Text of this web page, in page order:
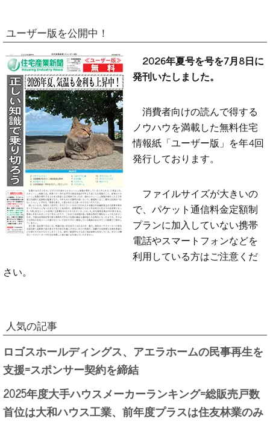
ユーザー版を公開中！
2026年夏号を号を7月8日に
発刊いたしました。
消費者向けの読んで得する
ノウハウを満載した無料住宅
情報紙「ユーザー版」を年4回
発行しております。
ファイルサイズが大きいの
で、パケット通信料金定額制
プランに加入していない携帯
電話やスマートフォンなどを
利用している方はご注意くだ
さい。
人気の記事
ロゴスホールディングス、アエラホームの民事再生を
支援=スポンサー契約を締結
2025年度大手ハウスメーカーランキング=総販売戸数
首位は大和ハウス工業、前年度プラスは住友林業のみ